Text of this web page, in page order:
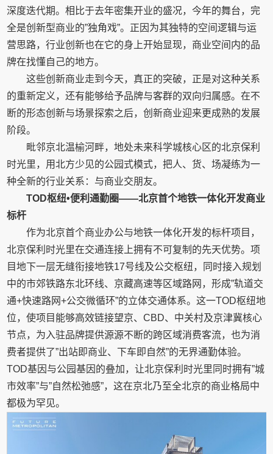
深度迭代期。相比于去年密集开业的盛况，今年的舞台，完
全是创新型商业的”独角戏”。正因为其独特的空间逻辑与运
营思路，行业创新也在它的身上开始显现，商业空间内的品
牌在找懂自己的地方。
这些创新商业走到今天，真正的突破，正是对这种关系
的重新定义，还有能够给予品牌与客群的双向归属感。在不
断的形态创新与场景探索之后，创新商业迎来更成熟的发展
阶段。
毗邻京北温榆河畔，地处未来科学城核心区的北京保利
时光里，用北方少见的公园式模式，把人、货、场凝练为一
种全新的行业关系：与商业交朋友。
TOD枢纽•便利通勤圈——北京首个地铁一体化开发商业
标杆
作为北京首个商业办公与地铁一体化开发的标杆项目，
北京保利时光里在交通连接上拥有不可复制的先天优势。项
目地下一层无缝衔接地铁17号线及公交枢纽，同时接入规划
中的市郊铁路东北环线、京藏高速等区域路网，形成”轨道交
通+快速路网+公交微循环”的立体交通体系。这一TOD枢纽地
位，使项目能够高效链接望京、CBD、中关村及京津冀核心
节点，为入驻品牌提供源源不断的跨区域消费客流，也为消
费者提供了”出站即商业、下车即自然”的无界通勤体验。
TOD基因与公园基因的叠加，让北京保利时光里同时拥有”城
市效率”与”自然松弛感”，这在京北乃至全北京的商业格局中
都极为罕见。